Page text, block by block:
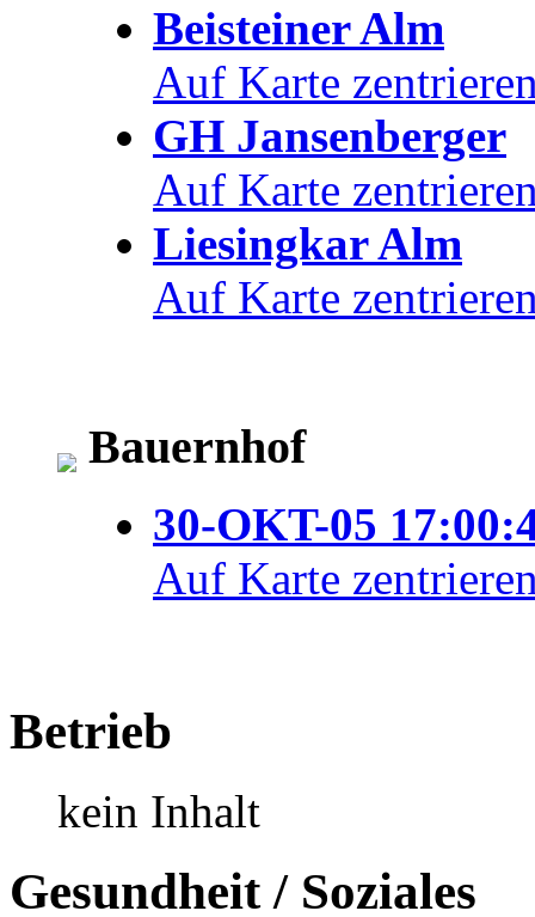
Beisteiner Alm
Auf Karte
GH Jansenberger
Auf Karte
Liesingkar Alm
Auf Karte
Bauernhof
30-OKT-05
Auf Karte
Betrieb
kein Inhalt
Gesundheit / Soziales